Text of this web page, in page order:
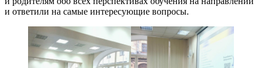
и ответили на самые интересующие вопросы.